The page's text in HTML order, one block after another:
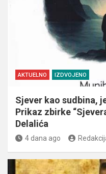
AKTUELNO IZDVOJENO
Sjever kao sudbina,
Prikaz zbirke
Delalića
4 dana ago